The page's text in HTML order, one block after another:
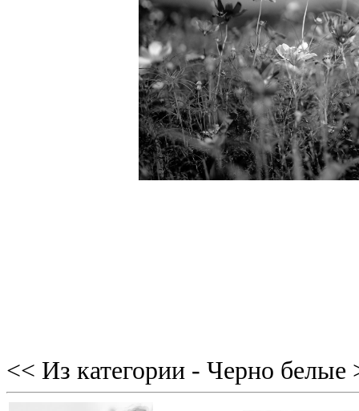
<< Из категории - Черно белые